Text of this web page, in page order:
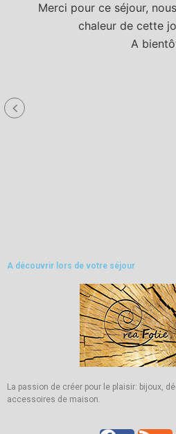
Merci pour ce séjour,
chaleur de cette
A
A découvrir lors de votre séjour
La passion de créer pour le plaisir: bijoux,
accessoires de maison.